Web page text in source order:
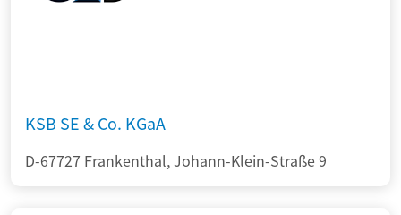
KSB SE & Co. KGaA
D-67727 Frankenthal, Johann-Klein-Straße 9